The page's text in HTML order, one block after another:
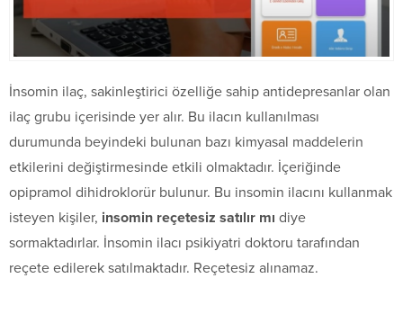
İnsomin ilaç, sakinleştirici özelliğe sahip antidepresanlar olan
ilaç grubu içerisinde yer alır. Bu ilacın kullanılması
durumunda beyindeki bulunan bazı kimyasal maddelerin
etkilerini değiştirmesinde etkili olmaktadır. İçeriğinde
opipramol dihidroklorür bulunur. Bu insomin ilacını kullanmak
isteyen kişiler, insomin reçetesiz satılır mı diye
sormaktadırlar. İnsomin ilacı psikiyatri doktoru tarafından
reçete edilerek satılmaktadır. Reçetesiz alınamaz.